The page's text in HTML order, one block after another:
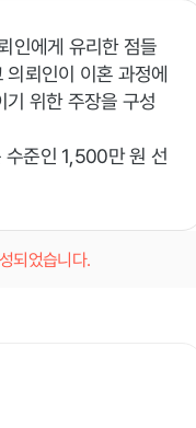
인에게 유리한 점들
뢰인이 이혼 과정에
위한 주장을 구성
수준인 1,500만 원 선
되었습니다.